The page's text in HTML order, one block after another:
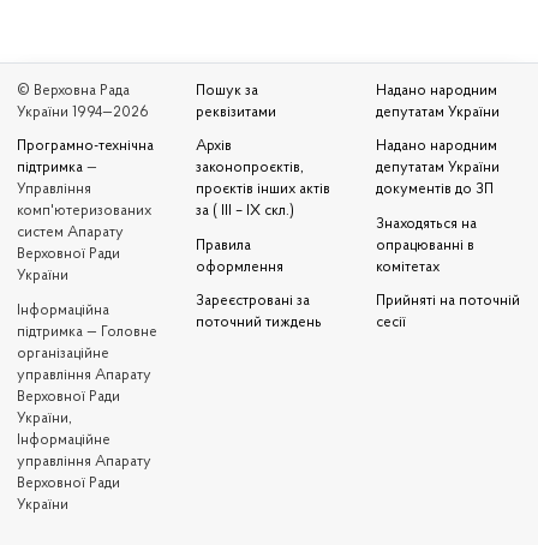
© Верховна Рада
України 1994—2026
Програмно-технічна
підтримка —
Управління
комп'ютеризованих
систем Апарату
Верховної Ради
України
Iнформаційна
підтримка — Головне
організаційне
управління Апарату
Верховної Ради
України,
Інформаційне
управління Апарату
Верховної Ради
України
Пошук за
реквізитами
Архів
законопроєктів,
проєктів інших актів
за ( III – IX скл.)
Правила
оформлення
Зареєстровані за
поточний тиждень
Надано народним
депутатам України
Надано народним
депутатам України
документів до ЗП
Знаходяться на
опрацюванні в
комітетах
Прийняті на поточній
сесії